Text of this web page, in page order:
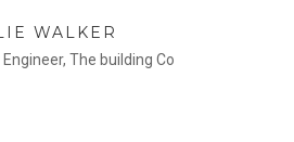
WALKER
The building Co